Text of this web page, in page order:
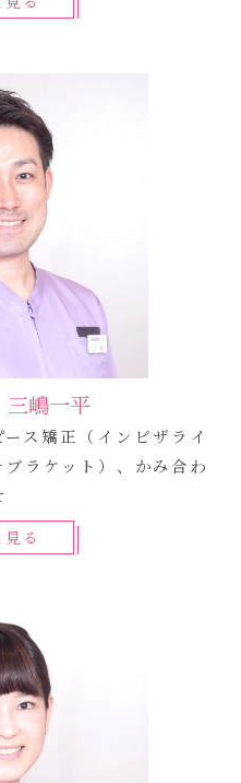
嶋一平
ス矯正（インビザライ
ラケット）、かみ合わ
る